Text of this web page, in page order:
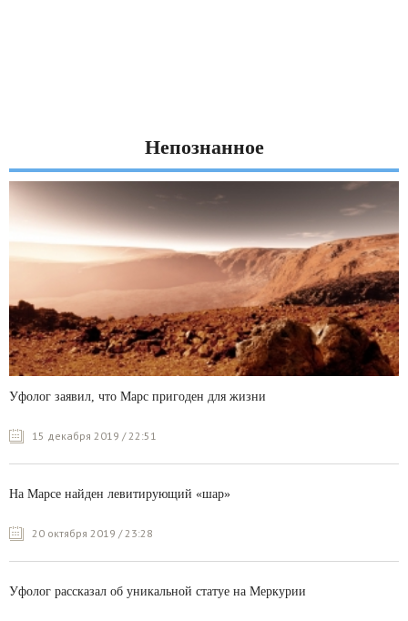
Непознанное
Уфолог заявил, что Марс пригоден для жизни
15 декабря 2019 / 22:51
На Марсе найден левитирующий «шар»
20 октября 2019 / 23:28
Уфолог рассказал об уникальной статуе на Меркурии